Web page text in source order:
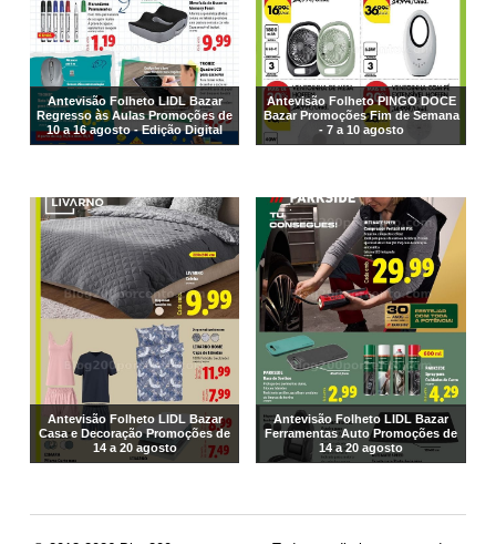
Antevisão Folheto LIDL Bazar
Regresso às Aulas Promoções de
10 a 16 agosto - Edição Digital
Antevisão Folheto PINGO DOCE
Bazar Promoções Fim de Semana
- 7 a 10 agosto
Antevisão Folheto LIDL Bazar
Casa e Decoração Promoções de
14 a 20 agosto
Antevisão Folheto LIDL Bazar
Ferramentas Auto Promoções de
14 a 20 agosto